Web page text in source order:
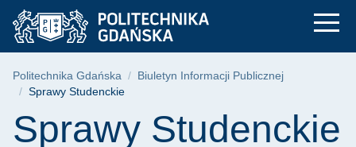
Przejdź
do
menu
Przejdź
do
wyszukiwarki
Przejdź
do
treści
Sprawy Studenckie
Ścieżka nawigacyjna
Politechnika Gdańska
Biuletyn Informacji Publicznej
Sprawy Studenckie
Treść strony
Sprawy Studenckie